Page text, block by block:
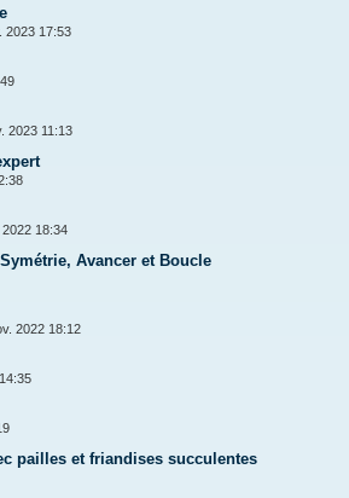
2023 17:53
2023 11:13
18:34
Avancer et Boucle
2022 18:12
pailles et friandises succulentes